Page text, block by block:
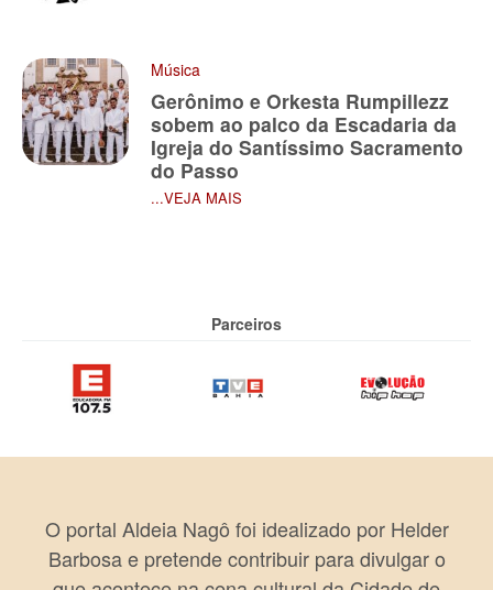
Música
Gerônimo e Orkesta Rumpillezz
sobem ao palco da Escadaria da
Igreja do Santíssimo Sacramento
do Passo
...VEJA MAIS
Parceiros
O portal Aldeia Nagô foi idealizado por Helder
Barbosa e pretende contribuir para divulgar o